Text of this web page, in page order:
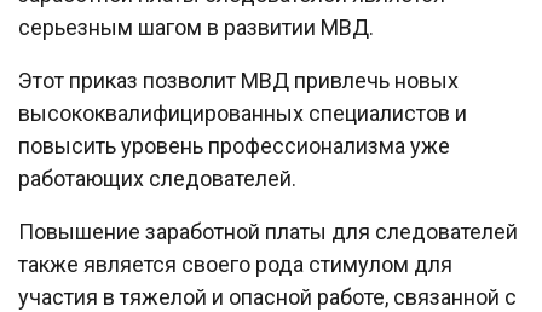
серьезным шагом в развитии МВД.
Этот приказ позволит МВД привлечь новых
высококвалифицированных специалистов и
повысить уровень профессионализма уже
работающих следователей.
Повышение заработной платы для следователей
также является своего рода стимулом для
участия в тяжелой и опасной работе, связанной с